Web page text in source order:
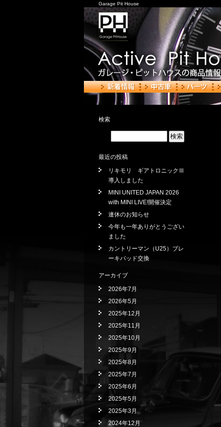
Garage Pit House
検索
最近の投稿
リキモリ ギアトロニックⅢ
導入しました
MINI UNITED JAPAN 2026
with MINI LIVE!開催決定
連休のお知らせ
今年も一年ありがとうござい
ました
カントリーマン（U25）ブレ
ーキパッド交換
アーカイブ
2026年7月
2026年5月
2025年12月
2025年11月
2025年10月
2025年9月
2025年8月
2025年7月
2025年6月
2025年5月
2025年3月
2024年12月